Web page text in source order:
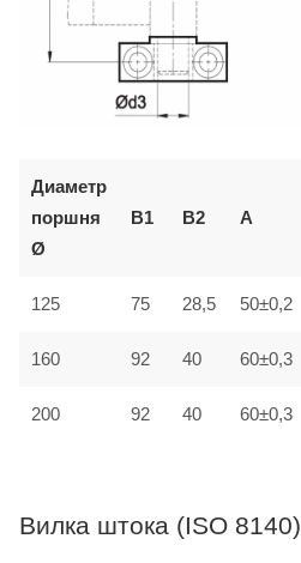
Диаметр
поршня
Ø
B1 B2 A
125 75 28,5 50±0,2
160 92 40 60±0,3
200 92 40 60±0,3
Вилка штока (ISO 8140)